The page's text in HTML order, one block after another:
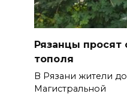
Рязанцы просят
тополя
В Рязани жители
Магистральной